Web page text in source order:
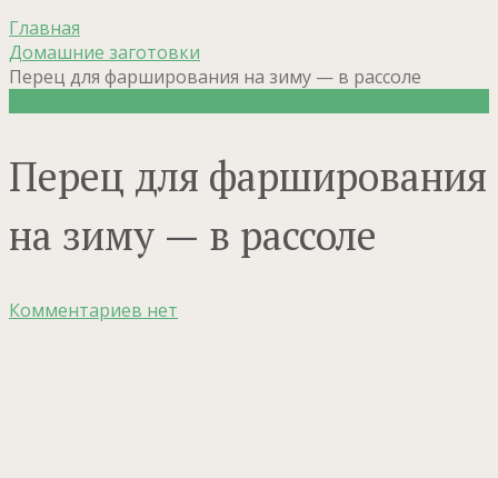
Главная
Домашние заготовки
Перец для фарширования на зиму — в рассоле
Перец для фарширования
на зиму — в рассоле
Комментариев нет